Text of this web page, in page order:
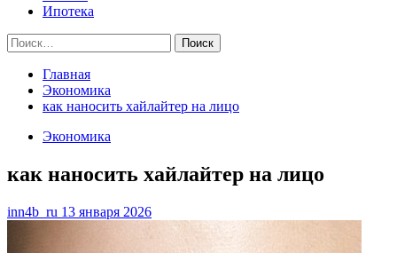
Ипотека
Найти:
Главная
Экономика
как наносить хайлайтер на лицо
Экономика
как наносить хайлайтер на лицо
inn4b_ru 13 января 2026